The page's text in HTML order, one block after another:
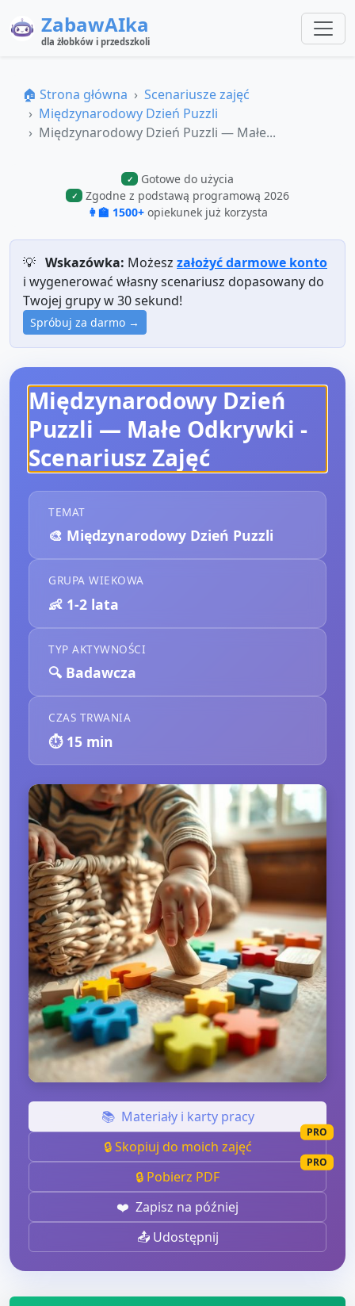
ZabawAIka
dla żłobków i przedszkoli
🏠 Strona główna
Scenariusze zajęć
Międzynarodowy Dzień Puzzli
Międzynarodowy Dzień Puzzli — Małe...
✓ Gotowe do użycia
✓
Zgodne z podstawą programową 2026
👩‍🏫 1500+ opiekunek już korzysta
💡 Wskazówka: Możesz założyć darmowe konto
i wygenerować własny scenariusz dopasowany do
Twojej grupy w 30 sekund!
Spróbuj za darmo →
Międzynarodowy Dzień
Puzzli — Małe Odkrywki -
Scenariusz Zajęć
TEMAT
🎨 Międzynarodowy Dzień Puzzli
GRUPA WIEKOWA
👶 1-2 lata
TYP AKTYWNOŚCI
🔍 Badawcza
CZAS TRWANIA
⏱️ 15 min
📚 Materiały i karty pracy
🔒 Skopiuj do moich zajęć
PRO
🔒 Pobierz PDF
PRO
❤️ Zapisz na później
📤 Udostępnij